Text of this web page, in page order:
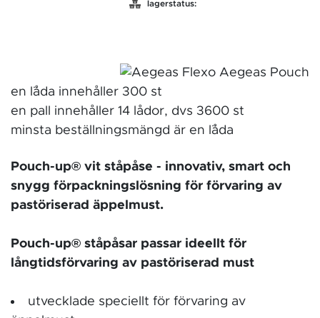
lagerstatus:
en l¨åda innehåller 300 st
en pall innehåller 14 lådor, dvs 3600 st
minsta beställningsmängd är en l¨åda
Pouch-up® vit ståpåse - innovativ, smart och
snygg förpackningslösning för förvaring av
pastöriserad äppelmust.
Pouch-up® ståpåsar passar ideellt för
långtidsförvaring av pastöriserad must
utvecklade speciellt för förvaring av